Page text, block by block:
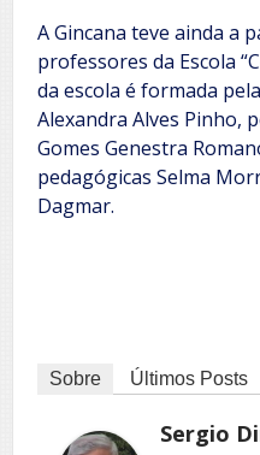
A Gincana teve ainda a
professores da Escola
da escola é formada
Alexandra Alves Pinho,
Gomes Genestra
pedagógicas Selma
Dagmar.
Sobre Últimos Posts
Sergio